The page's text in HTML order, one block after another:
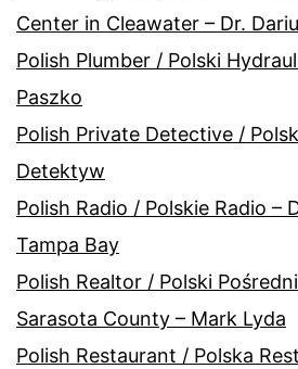
Center in Cleawater – Dr.
Polish Plumber / Polski
Paszko
Polish Private Detective /
Detektyw
Polish Radio / Polskie Radio –
Tampa Bay
Polish Realtor / Polski
Sarasota County – Mark Lyda
Polish Restaurant / Polska